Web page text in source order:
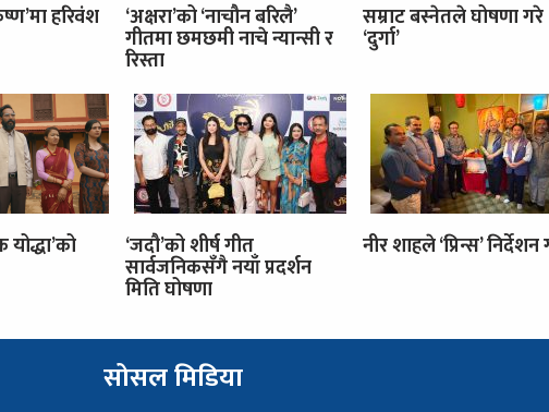
हरिवंश ‘अक्षरा’को ‘नाचौन बरिलै’
गीतमा छमछमी नाचे न्यान्सी र
रिस्ता
सम्राट बस्नेतले घोषणा गरे
‘दुर्गा’
‘जदौ’को शीर्ष गीत
सार्वजनिकसँगै नयाँ प्रदर्शन
मिति घोषणा
नीर शाहले ‘प्रिन्स’ निर्देशन
सोसल मिडिया